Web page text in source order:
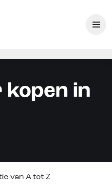
kopen in
van A tot Z